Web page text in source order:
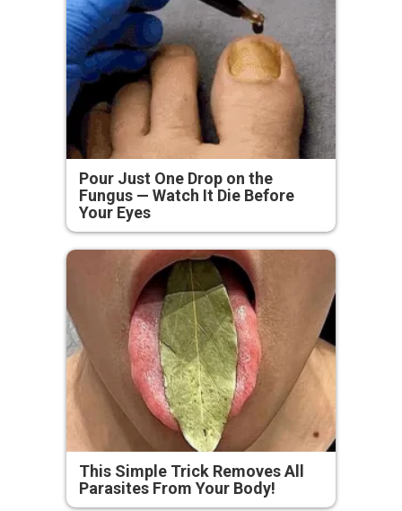
Pour Just One Drop on the
Fungus — Watch It Die Before
Your Eyes
This Simple Trick Removes All
Parasites From Your Body!